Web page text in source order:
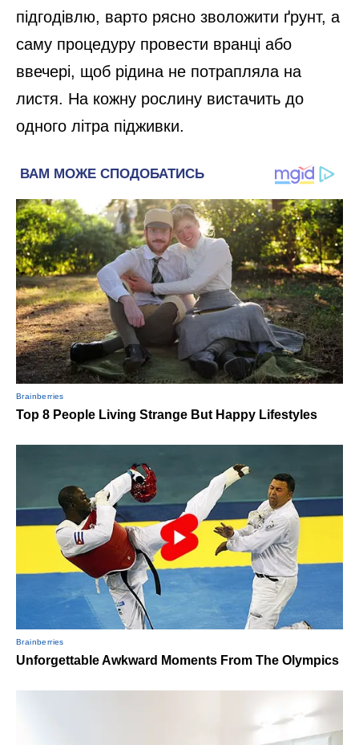
підгодівлю, варто рясно зволожити ґрунт, а
саму процедуру провести вранці або
ввечері, щоб рідина не потрапляла на
листя. На кожну рослину вистачить до
одного літра підживки.